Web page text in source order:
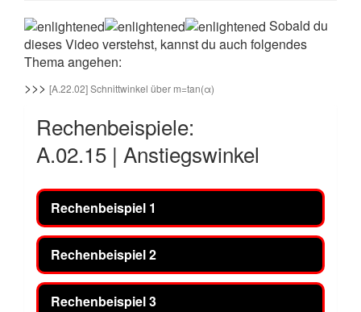
Sobald du
dieses Video verstehst, kannst du auch folgendes
Thema angehen:
>>> [A.22.02] Schnittwinkel über m=tan(α)
Rechenbeispiele:
A.02.15 | Anstiegswinkel
Rechenbeispiel 1
Rechenbeispiel 2
Rechenbeispiel 3